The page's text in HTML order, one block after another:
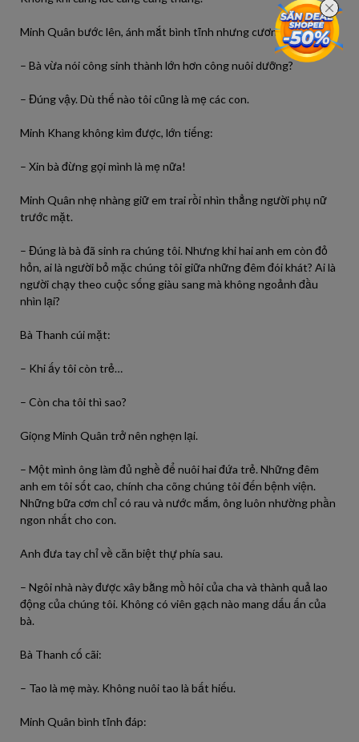
Minh Quân bước lên, ánh mắt bình tĩnh nhưng cương quyết.
– Bà vừa nói công sinh thành lớn hơn công nuôi dưỡng?
– Đúng vậy. Dù thế nào tôi cũng là mẹ các con.
Minh Khang không kìm được, lớn tiếng:
– Xin bà đừng gọi mình là mẹ nữa!
Minh Quân nhẹ nhàng giữ em trai rồi nhìn thẳng người phụ nữ
trước mặt.
– Đúng là bà đã sinh ra chúng tôi. Nhưng khi hai anh em còn đỏ
hỏn, ai là người bỏ mặc chúng tôi giữa những đêm đói khát? Ai là
người chạy theo cuộc sống giàu sang mà không ngoảnh đầu
nhìn lại?
Bà Thanh cúi mặt:
– Khi ấy tôi còn trẻ…
– Còn cha tôi thì sao?
Giọng Minh Quân trở nên nghẹn lại.
– Một mình ông làm đủ nghề để nuôi hai đứa trẻ. Những đêm
anh em tôi sốt cao, chính cha cõng chúng tôi đến bệnh viện.
Những bữa cơm chỉ có rau và nước mắm, ông luôn nhường phần
ngon nhất cho con.
Anh đưa tay chỉ về căn biệt thự phía sau.
– Ngôi nhà này được xây bằng mồ hôi của cha và thành quả lao
động của chúng tôi. Không có viên gạch nào mang dấu ấn của
bà.
Bà Thanh cố cãi:
– Tao là mẹ mày. Không nuôi tao là bất hiếu.
Minh Quân bình tĩnh đáp: